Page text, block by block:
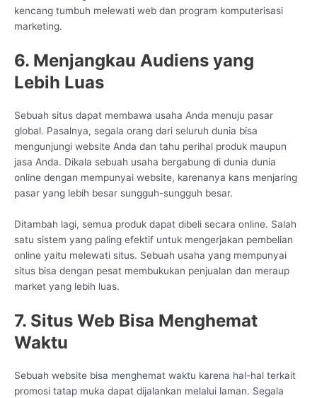
kencang tumbuh melewati web dan program komputerisasi
marketing.
6. Menjangkau Audiens yang
Lebih Luas
Sebuah situs dapat membawa usaha Anda menuju pasar
global. Pasalnya, segala orang dari seluruh dunia bisa
mengunjungi website Anda dan tahu perihal produk maupun
jasa Anda. Dikala sebuah usaha bergabung di dunia dunia
online dengan mempunyai website, karenanya kans menjaring
pasar yang lebih besar sungguh-sungguh besar.
Ditambah lagi, semua produk dapat dibeli secara online. Salah
satu sistem yang paling efektif untuk mengerjakan pembelian
online yaitu melewati situs. Sebuah usaha yang mempunyai
situs bisa dengan pesat membukukan penjualan dan meraup
market yang lebih luas.
7. Situs Web Bisa Menghemat
Waktu
Sebuah website bisa menghemat waktu karena hal-hal terkait
promosi tatap muka dapat dijalankan melalui laman. Segala